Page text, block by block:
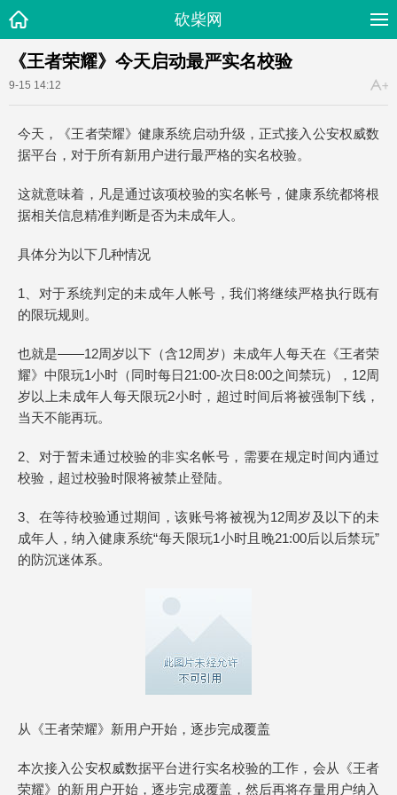
砍柴网
《王者荣耀》今天启动最严实名校验
9-15 14:12
今天，《王者荣耀》健康系统启动升级，正式接入公安权威数
据平台，对于所有新用户进行最严格的实名校验。
这就意味着，凡是通过该项校验的实名帐号，健康系统都将根
据相关信息精准判断是否为未成年人。
具体分为以下几种情况
1、对于系统判定的未成年人帐号，我们将继续严格执行既有
的限玩规则。
也就是——12周岁以下（含12周岁）未成年人每天在《王者荣
耀》中限玩1小时（同时每日21:00-次日8:00之间禁玩），12周
岁以上未成年人每天限玩2小时，超过时间后将被强制下线，
当天不能再玩。
2、对于暂未通过校验的非实名帐号，需要在规定时间内通过
校验，超过校验时限将被禁止登陆。
3、在等待校验通过期间，该账号将被视为12周岁及以下的未
成年人，纳入健康系统“每天限玩1小时且晚21:00后以后禁玩”
的防沉迷体系。
从《王者荣耀》新用户开始，逐步完成覆盖
本次接入公安权威数据平台进行实名校验的工作，会从《王者
荣耀》的新用户开始，逐步完成覆盖，然后再将存量用户纳入